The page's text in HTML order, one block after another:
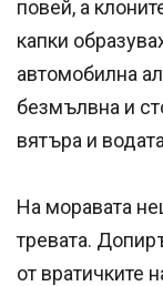
повей, а
капки
автомобилна
безмълвна и
вятъра и
На моравата
тревата.
от вратичките